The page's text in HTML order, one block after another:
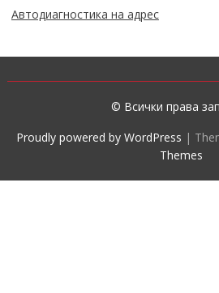
Автодиагностика на адрес
© Всички права
Proudly powered by WordPress |
Themes